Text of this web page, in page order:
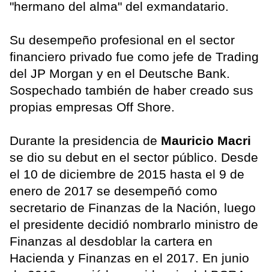
"hermano del alma" del exmandatario.
Su desempeño profesional en el sector
financiero privado fue como jefe de Trading
del JP Morgan y en el Deutsche Bank.
Sospechado también de haber creado sus
propias empresas Off Shore.
Durante la presidencia de Mauricio Macri
se dio su debut en el sector público. Desde
el 10 de diciembre de 2015 hasta el 9 de
enero de 2017 se desempeñó como
secretario de Finanzas de la Nación, luego
el presidente decidió nombrarlo ministro de
Finanzas al desdoblar la cartera en
Hacienda y Finanzas en el 2017. En junio